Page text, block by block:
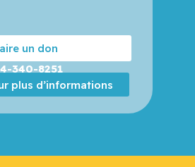
un don
340-8251
plus d’informations